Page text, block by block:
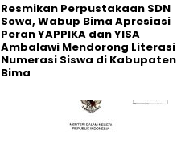
Resmikan Perpustakaan SDN
Sowa, Wabup Bima Apresiasi
Peran YAPPIKA dan YISA
Ambalawi Mendorong Literasi
Numerasi Siswa di Kabupaten
Bima